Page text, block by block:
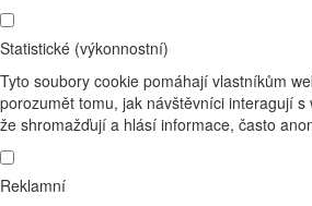
Statistické (výkonnostní)
Tyto soubory cookie pomáhají vlastníkům
porozumět tomu, jak návštěvníci interagují
že shromažďují a hlásí informace, často
Reklamní